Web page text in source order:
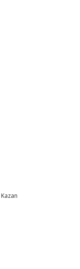
Kazan